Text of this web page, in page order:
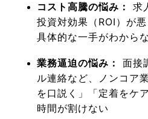
コスト高騰の悩み：
求
投資対効果（ROI）が
具体的な一手がわから
業務逼迫の悩み：
面接
ル連絡など、ノンコア
を口説く」「定着をケ
時間が割けない